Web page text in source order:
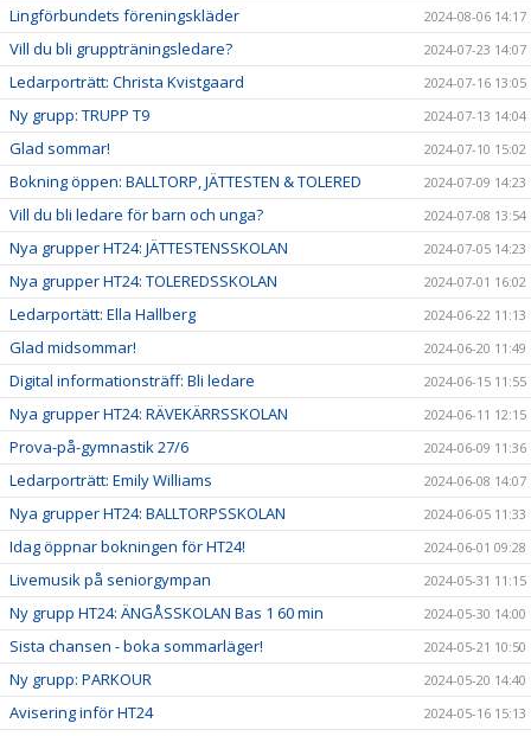
Lingförbundets föreningskläder 2024-08-06 14:17
Vill du bli gruppträningsledare? 2024-07-23 14:07
Ledarporträtt: Christa Kvistgaard 2024-07-16 13:05
Ny grupp: TRUPP T9 2024-07-13 14:04
Glad sommar! 2024-07-10 15:02
Bokning öppen: BALLTORP, JÄTTESTEN & TOLERED 2024-07-09 14:23
Vill du bli ledare för barn och unga? 2024-07-08 13:54
Nya grupper HT24: JÄTTESTENSSKOLAN 2024-07-05 14:23
Nya grupper HT24: TOLEREDSSKOLAN 2024-07-01 16:02
Ledarportätt: Ella Hallberg 2024-06-22 11:13
Glad midsommar! 2024-06-20 11:49
Digital informationsträff: Bli ledare 2024-06-15 11:55
Nya grupper HT24: RÄVEKÄRRSSKOLAN 2024-06-11 12:15
Prova-på-gymnastik 27/6 2024-06-09 11:36
Ledarporträtt: Emily Williams 2024-06-08 14:07
Nya grupper HT24: BALLTORPSSKOLAN 2024-06-05 11:33
Idag öppnar bokningen för HT24! 2024-06-01 09:28
Livemusik på seniorgympan 2024-05-31 11:15
Ny grupp HT24: ÄNGÅSSKOLAN Bas 1 60 min 2024-05-30 14:00
Sista chansen - boka sommarläger! 2024-05-21 10:50
Ny grupp: PARKOUR 2024-05-20 14:40
Avisering inför HT24 2024-05-16 15:13